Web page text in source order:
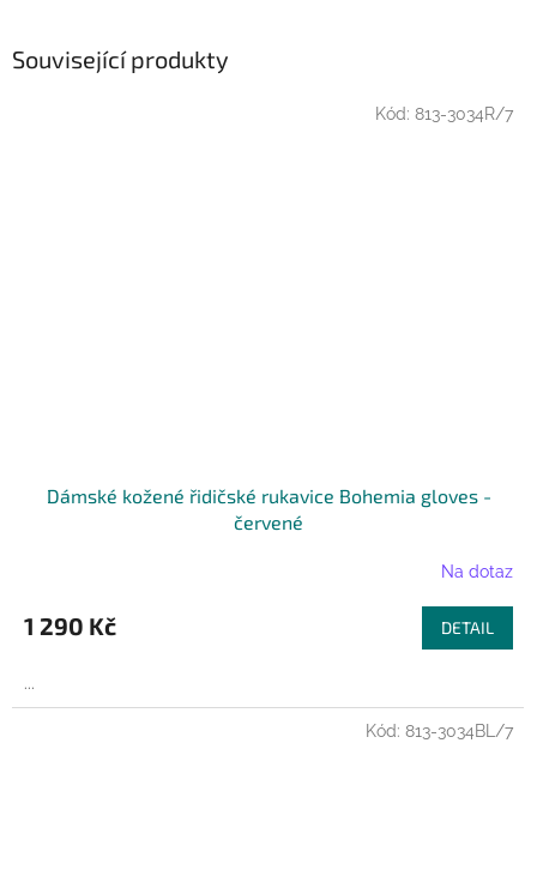
Související produkty
Dámské kožené řidičské rukavice Bohemia gloves -
červené
Na dotaz
1 290 Kč DETAIL
...
Kód: 813-3034R/7
Kód: 813-3034BL/7